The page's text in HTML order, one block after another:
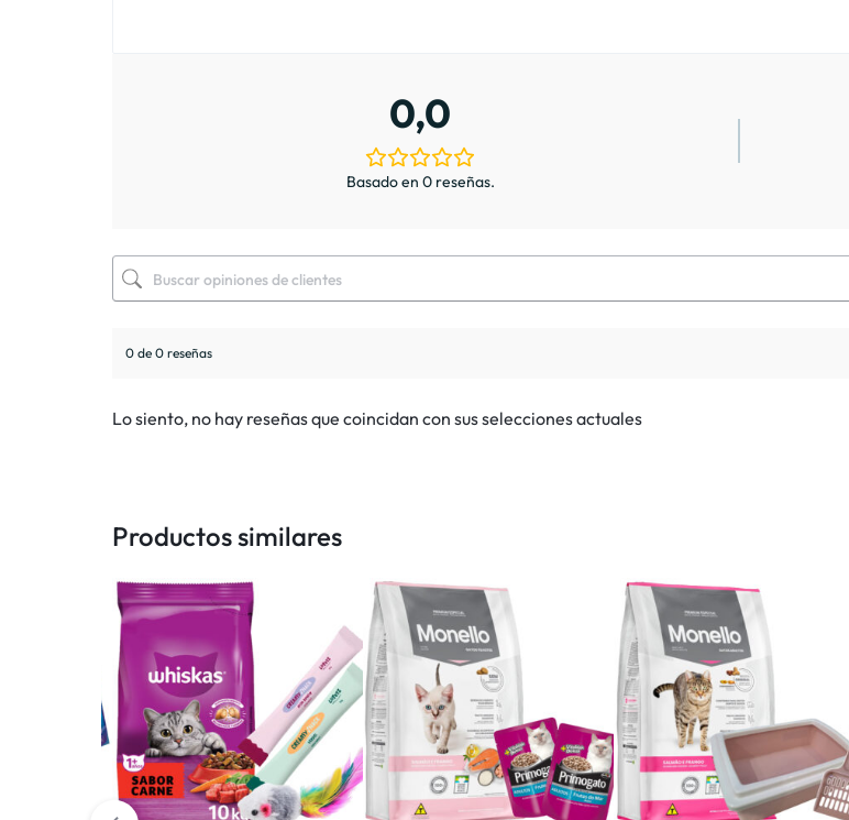
0,0
Basado en 0 reseñas.
0 de 0 reseñas
Lo siento, no hay reseñas que coincidan con sus selecciones actuales
Productos similares